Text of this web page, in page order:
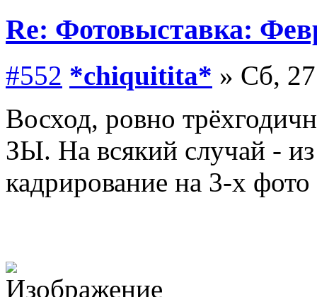
Re: Фотовыставка:
#552 *chiquitita* » Сб,
Восход, ровно
ЗЫ. На всякий случай - из
кадрирование на 3-х